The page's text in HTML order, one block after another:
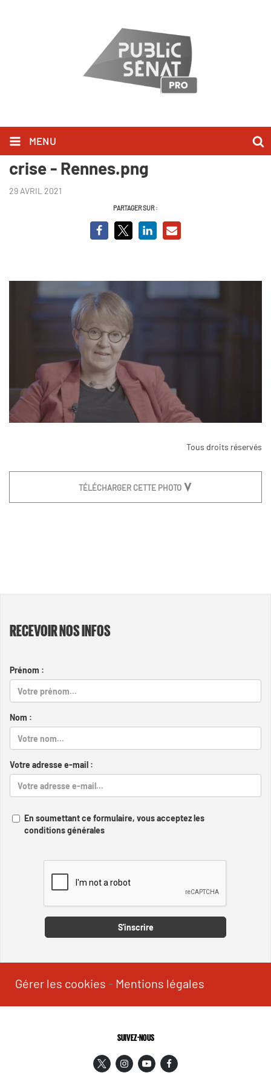
MENU
Covid-19, les maires face à la
crise - Rennes.png
29 AVRIL 2021
PARTAGER SUR :
Tous droits réservés
TÉLÉCHARGER CETTE PHOTO
RECEVOIR NOS INFOS
Prénom :
Nom :
Votre adresse e-mail :
En soumettant ce formulaire, vous acceptez les
conditions générales
S'inscrire
Gérer les cookies - Mentions légales
SUIVEZ-NOUS